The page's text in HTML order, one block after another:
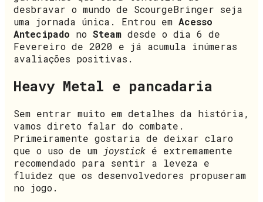
desbravar o mundo de ScourgeBringer seja
uma jornada única. Entrou em Acesso
Antecipado no Steam desde o dia 6 de
Fevereiro de 2020 e já acumula inúmeras
avaliações positivas.
Heavy Metal e pancadaria
Sem entrar muito em detalhes da história,
vamos direto falar do combate.
Primeiramente gostaria de deixar claro
que o uso de um joystick é extremamente
recomendado para sentir a leveza e
fluidez que os desenvolvedores propuseram
no jogo.